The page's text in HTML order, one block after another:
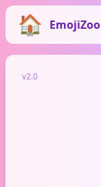
EmojiZoo
v2.0